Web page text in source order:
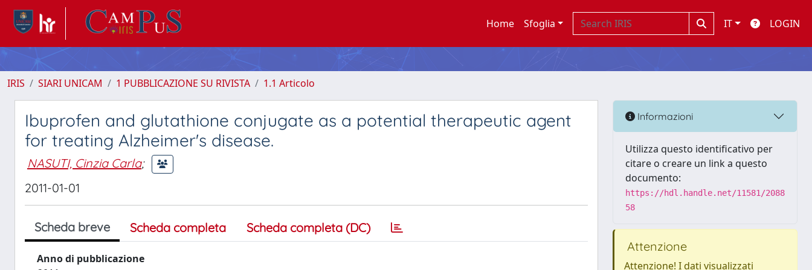
Home Sfoglia IT LOGIN
IRIS SIARI UNICAM 1 PUBBLICAZIONE SU RIVISTA 1.1 Articolo
Ibuprofen and glutathione conjugate as a potential therapeutic agent
for treating Alzheimer's disease.
NASUTI, Cinzia Carla;
2011-01-01
Scheda breve Scheda completa Scheda completa (DC)
Anno di pubblicazione
Informazioni
Utilizza questo identificativo per
citare o creare un link a questo
documento:
https://hdl.handle.net/11581/2088
58
Attenzione
Attenzione! I dati visualizzati